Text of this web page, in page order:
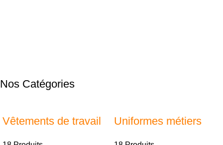
Nos Catégories
Vêtements de travail Uniformes métiers